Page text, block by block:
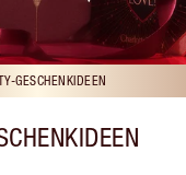
GESCHENKIDEEN